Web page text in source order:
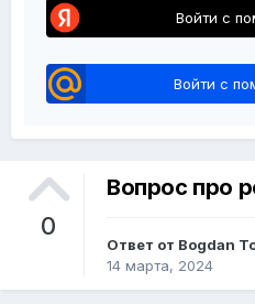
Войти с
Войти с
0
Вопрос про
Ответ от Bogdan
14 марта, 2024